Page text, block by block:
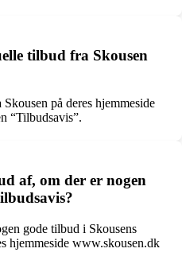
tilbud fra Skousen
på deres hjemmeside
“Tilbudsavis”.
af, om der er nogen
gode tilbud i Skousens
hjemmeside www.skousen.dk